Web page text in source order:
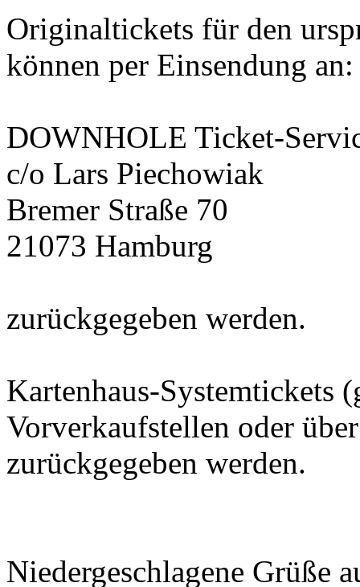
Originaltickets für den
können per Einsendung an:
DOWNHOLE Ticket-
c/o Lars Piechowiak
Bremer Straße 70
21073 Hamburg
zurückgegeben werden.
Kartenhaus-Systemtickets
Vorverkaufstellen oder
zurückgegeben werden.
Niedergeschlagene Grüße